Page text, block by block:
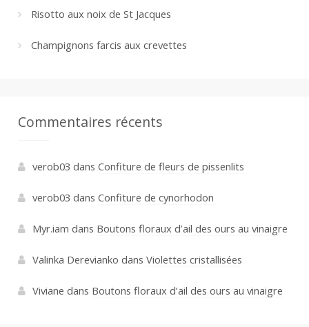
Risotto aux noix de St Jacques
Champignons farcis aux crevettes
Commentaires récents
verob03 dans Confiture de fleurs de pissenlits
verob03 dans Confiture de cynorhodon
Myr.iam dans Boutons floraux d’ail des ours au vinaigre
Valinka Derevianko dans Violettes cristallisées
Viviane dans Boutons floraux d’ail des ours au vinaigre